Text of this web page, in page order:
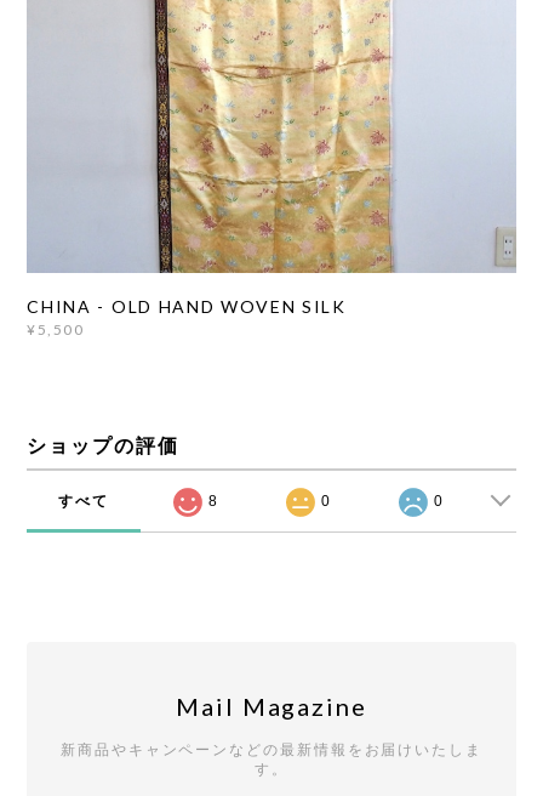
CHINA - OLD HAND WOVEN SILK
¥5,500
ショップの評価
すべて 8 0 0
Mail Magazine
新商品やキャンペーンなどの最新情報をお届けいたしま
す。